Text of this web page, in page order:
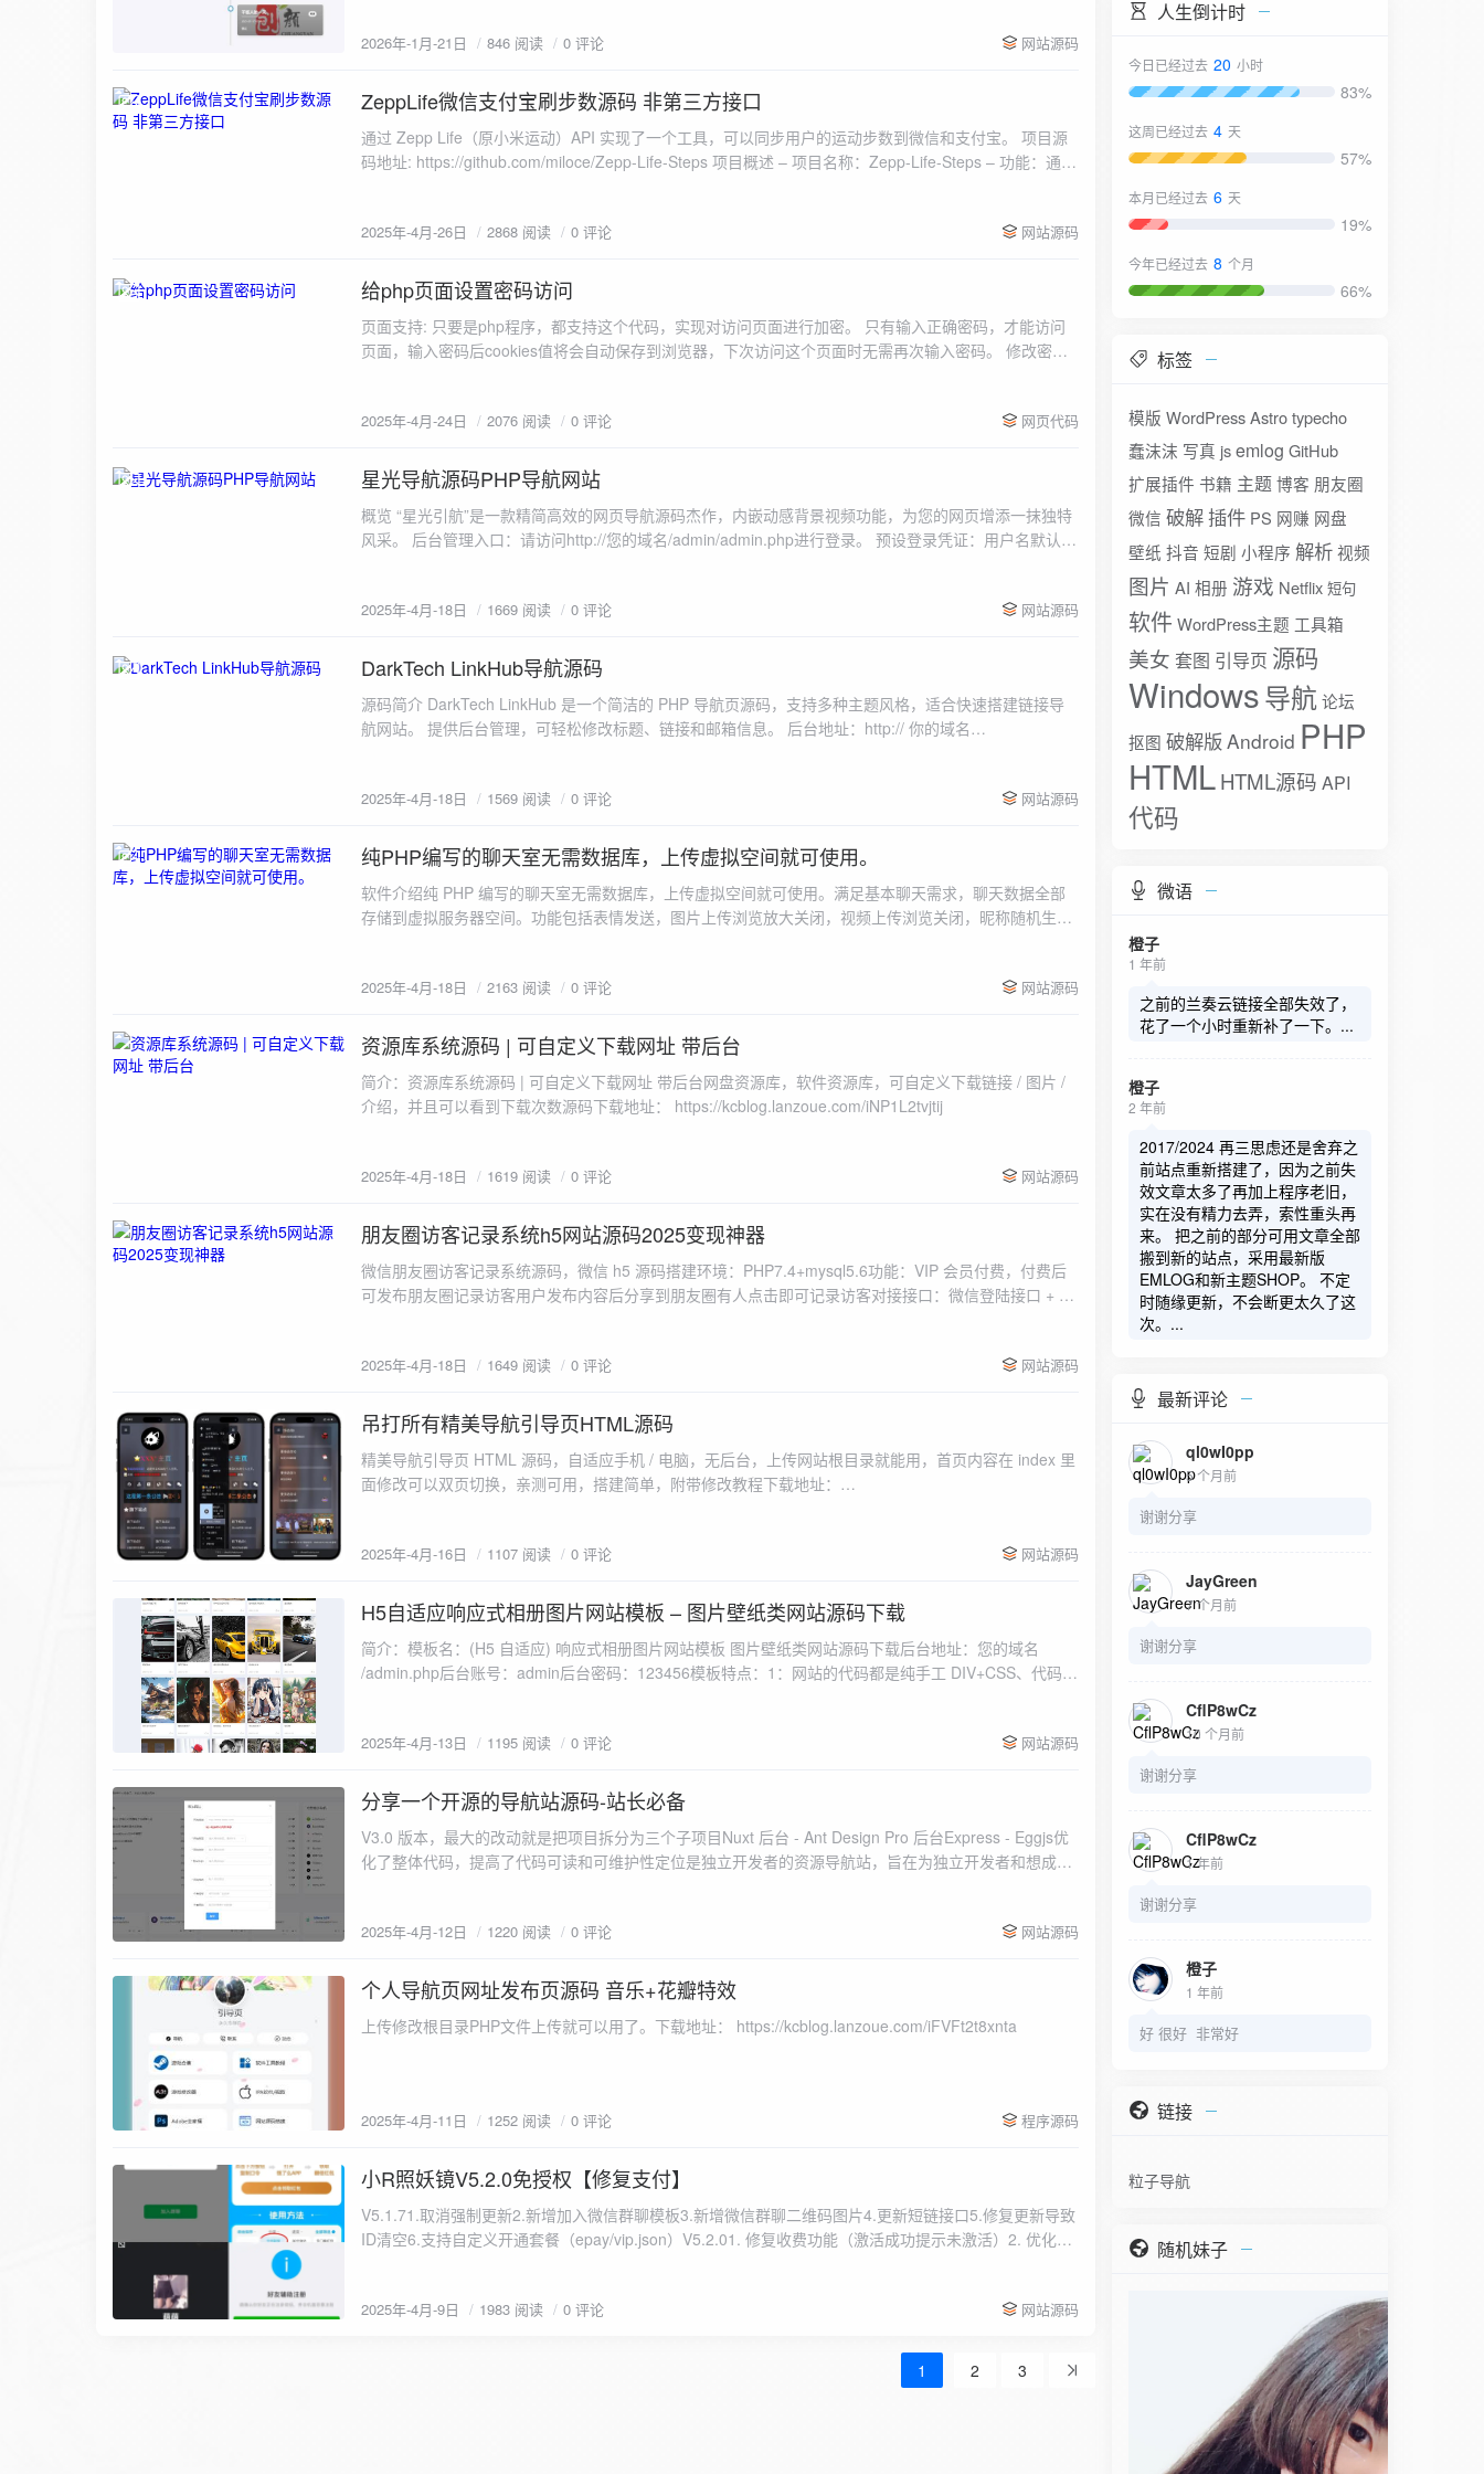
2026年-1月-21日 846 阅读 0 评论 网站源码
2025-4-26
ZeppLife微信支付宝刷步数源码 非第三方接口
通过 Zepp Life（原小米运动）API 实现了一个工具，可以同步用户的运动步数到微信和支付宝。 项目源
码地址: https://github.com/miloce/Zepp-Life-Steps 项目概述 – 项目名称：Zepp-Life-Steps – 功能：通过
2025年-4月-26日 2868 阅读 0 评论 网站源码
2025-4-24
给php页面设置密码访问
页面支持: 只要是php程序，都支持这个代码，实现对访问页面进行加密。 只有输入正确密码，才能访问
页面，输入密码后cookies值将会自动保存到浏览器，下次访问这个页面时无需再次输入密码。 修改密码
2025年-4月-24日 2076 阅读 0 评论 网页代码
2025-4-18
星光导航源码PHP导航网站
概览 “星光引航”是一款精简高效的网页导航源码杰作，内嵌动感背景视频功能，为您的网页增添一抹独特
风采。 后台管理入口：请访问http://您的域名/admin/admin.php进行登录。 预设登录凭证：用户名默认为
2025年-4月-18日 1669 阅读 0 评论 网站源码
2025-4-18
DarkTech LinkHub导航源码
源码简介 DarkTech LinkHub 是一个简洁的 PHP 导航页源码，支持多种主题风格，适合快速搭建链接导
航网站。 提供后台管理，可轻松修改标题、链接和邮箱信息。 后台地址：http:// 你的域名
2025年-4月-18日 1569 阅读 0 评论 网站源码
2025-4-18
纯PHP编写的聊天室无需数据库，上传虚拟空间就可使用。
软件介绍纯 PHP 编写的聊天室无需数据库，上传虚拟空间就可使用。满足基本聊天需求，聊天数据全部
存储到虚拟服务器空间。功能包括表情发送，图片上传浏览放大关闭，视频上传浏览关闭，昵称随机生
2025年-4月-18日 2163 阅读 0 评论 网站源码
2025-4-18
资源库系统源码 | 可自定义下载网址 带后台
简介：资源库系统源码 | 可自定义下载网址 带后台网盘资源库，软件资源库，可自定义下载链接 / 图片 /
介绍，并且可以看到下载次数源码下载地址： https://kcblog.lanzoue.com/iNP1L2tvjtij
2025年-4月-18日 1619 阅读 0 评论 网站源码
2025-4-18
朋友圈访客记录系统h5网站源码2025变现神器
微信朋友圈访客记录系统源码，微信 h5 源码搭建环境：PHP7.4+mysql5.6功能：VIP 会员付费，付费后
可发布朋友圈记录访客用户发布内容后分享到朋友圈有人点击即可记录访客对接接口：微信登陆接口 + 易
2025年-4月-18日 1649 阅读 0 评论 网站源码
2025-4-16
吊打所有精美导航引导页HTML源码
精美导航引导页 HTML 源码，自适应手机 / 电脑，无后台，上传网站根目录就能用，首页内容在 index 里
面修改可以双页切换，亲测可用，搭建简单，附带修改教程下载地址：
2025年-4月-16日 1107 阅读 0 评论 网站源码
2025-4-13
H5自适应响应式相册图片网站模板 – 图片壁纸类网站源码下载
简介：模板名：(H5 自适应) 响应式相册图片网站模板 图片壁纸类网站源码下载后台地址：您的域名
/admin.php后台账号：admin后台密码：123456模板特点：1：网站的代码都是纯手工 DIV+CSS、代码精
2025年-4月-13日 1195 阅读 0 评论 网站源码
2025-4-12
分享一个开源的导航站源码-站长必备
V3.0 版本，最大的改动就是把项目拆分为三个子项目Nuxt 后台 - Ant Design Pro 后台Express - Eggjs优
化了整体代码，提高了代码可读和可维护性定位是独立开发者的资源导航站，旨在为独立开发者和想成为
2025年-4月-12日 1220 阅读 0 评论 网站源码
2025-4-11
个人导航页网址发布页源码 音乐+花瓣特效
上传修改根目录PHP文件上传就可以用了。下载地址： https://kcblog.lanzoue.com/iFVFt2t8xnta
2025年-4月-11日 1252 阅读 0 评论 程序源码
2025-4-9
小R照妖镜V5.2.0免授权【修复支付】
V5.1.71.取消强制更新2.新增加入微信群聊模板3.新增微信群聊二维码图片4.更新短链接口5.修复更新导致
ID清空6.支持自定义开通套餐（epay/vip.json）V5.2.01. 修复收费功能（激活成功提示未激活）2. 优化生
2025年-4月-9日 1983 阅读 0 评论 网站源码
1 2 3
人生倒计时
今日已经过去 20 小时
83%
这周已经过去 4 天
57%
本月已经过去 6 天
19%
今年已经过去 8 个月
66%
标签
模版 WordPressAstrotypecho
蠢沫沫 写真 jsemlog GitHub
扩展插件 书籍 主题博客 朋友圈
微信 破解插件 PS 网赚 网盘
壁纸 抖音 短剧 小程序 解析视频
图片 AI 相册 游戏 Netflix 短句
软件 WordPress主题 工具箱
美女 套图 引导页 源码
Windows导航论坛
抠图 破解版Android PHP
HTMLHTML源码 API
代码
微语
橙子
1 年前
之前的兰奏云链接全部失效了，
花了一个小时重新补了一下。...
橙子
2 年前
2017/2024 再三思虑还是舍弃之
前站点重新搭建了，因为之前失
效文章太多了再加上程序老旧，
实在没有精力去弄，索性重头再
来。 把之前的部分可用文章全部
搬到新的站点，采用最新版
EMLOG和新主题SHOP。 不定
时随缘更新，不会断更太久了这
次。...
最新评论
ql0wI0pp
5 个月前
谢谢分享
JayGreen
7 个月前
谢谢分享
CflP8wCz
10 个月前
谢谢分享
CflP8wCz
1 年前
谢谢分享
橙子
1 年前
好 很好 非常好
链接
粒子导航
随机妹子